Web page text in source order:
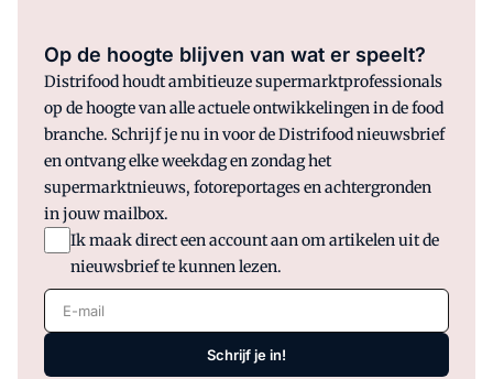
Op de hoogte blijven van wat er speelt?
Distrifood houdt ambitieuze supermarktprofessionals
op de hoogte van alle actuele ontwikkelingen in de food
branche. Schrijf je nu in voor de Distrifood nieuwsbrief
en ontvang elke weekdag en zondag het
supermarktnieuws, fotoreportages en achtergronden
in jouw mailbox.
Ik maak direct een account aan om artikelen uit de
nieuwsbrief te kunnen lezen.
E-mail
Schrijf je in!